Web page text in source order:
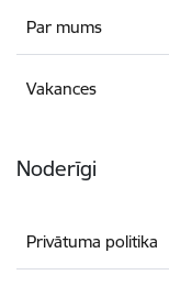
Par mums
Vakances
Noderīgi
Privātuma politika